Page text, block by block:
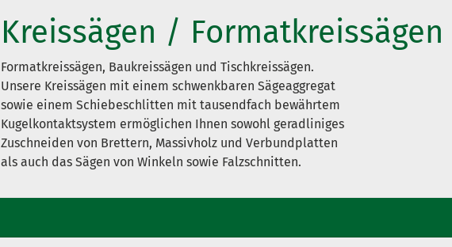
Kreissägen / Formatkreissägen
Formatkreissägen, Baukreissägen und Tischkreissägen.
Unsere Kreissägen mit einem schwenkbaren Sägeaggregat
sowie einem Schiebeschlitten mit tausendfach bewährtem
Kugelkontaktsystem ermöglichen Ihnen sowohl geradliniges
Zuschneiden von Brettern, Massivholz und Verbundplatten
als auch das Sägen von Winkeln sowie Falzschnitten.